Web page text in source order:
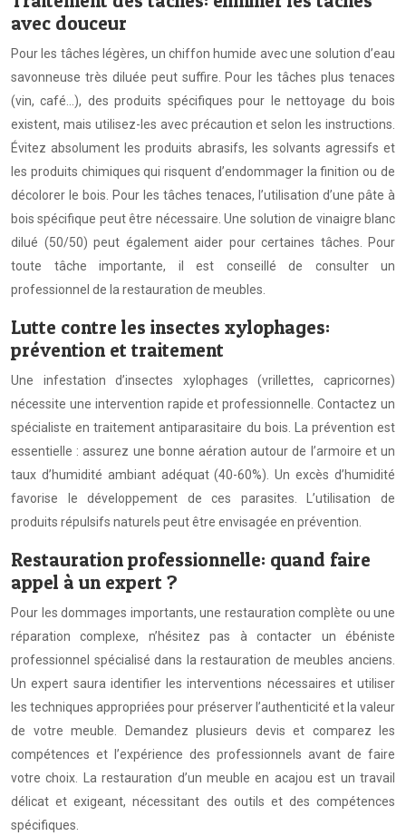
avec douceur
Pour les tâches légères, un chiffon humide avec une solution d’eau
savonneuse très diluée peut suffire. Pour les tâches plus tenaces
(vin, café…), des produits spécifiques pour le nettoyage du bois
existent, mais utilisez-les avec précaution et selon les instructions.
Évitez absolument les produits abrasifs, les solvants agressifs et
les produits chimiques qui risquent d’endommager la finition ou de
décolorer le bois. Pour les tâches tenaces, l’utilisation d’une pâte à
bois spécifique peut être nécessaire. Une solution de vinaigre blanc
dilué (50/50) peut également aider pour certaines tâches. Pour
toute tâche importante, il est conseillé de consulter un
professionnel de la restauration de meubles.
Lutte contre les insectes xylophages:
prévention et traitement
Une infestation d’insectes xylophages (vrillettes, capricornes)
nécessite une intervention rapide et professionnelle. Contactez un
spécialiste en traitement antiparasitaire du bois. La prévention est
essentielle : assurez une bonne aération autour de l’armoire et un
taux d’humidité ambiant adéquat (40-60%). Un excès d’humidité
favorise le développement de ces parasites. L’utilisation de
produits répulsifs naturels peut être envisagée en prévention.
Restauration professionnelle: quand faire
appel à un expert ?
Pour les dommages importants, une restauration complète ou une
réparation complexe, n’hésitez pas à contacter un ébéniste
professionnel spécialisé dans la restauration de meubles anciens.
Un expert saura identifier les interventions nécessaires et utiliser
les techniques appropriées pour préserver l’authenticité et la valeur
de votre meuble. Demandez plusieurs devis et comparez les
compétences et l’expérience des professionnels avant de faire
votre choix. La restauration d’un meuble en acajou est un travail
délicat et exigeant, nécessitant des outils et des compétences
spécifiques.